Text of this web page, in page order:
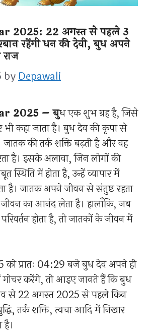
2025: 22 अगस्त से पहले 3
रहेंगी धन की देवी, बुध अपने
राज
byDepawali
2025 – बुध एक शुभ ग्रह है, जिसे
भी कहा जाता है। बुध देव की कृपा से
जातक की तर्क शक्ति बढ़ती है और वह
है। इसके अलावा, जिन लोगों की
में होता है, उन्हें व्यापार में
है। जातक अपने जीवन से संतुष्ट रहता
का आनंद लेता है। हालाँकि, जब
होता है, तो जातकों के जीवन में
प्रातः 04:29 बजे बुध देव अपने ही
गोचर करेंगे, तो आइए जानते हैं कि बुध
से 22 अगस्त 2025 से पहले किन
तर्क शक्ति, त्वचा आदि में निखार